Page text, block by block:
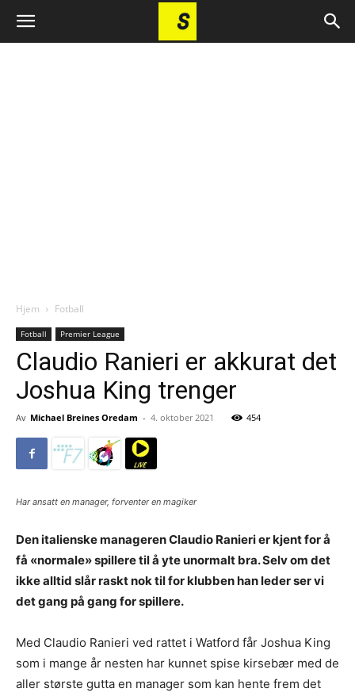
Hjem Fotball
Fotball Premier League
Claudio Ranieri er akkurat det
Joshua King trenger
Av Michael Breines Oredam - 4. oktober 2021 454
Har ansatt en manager, forventer en magiker
Den italienske manageren Claudio Ranieri er kjent for å
få «normale» spillere til å yte unormalt bra. Selv om det
ikke alltid slår raskt nok til for klubben han leder ser vi
det gang på gang for spillere.
Med Claudio Ranieri ved rattet i Watford får Joshua King
som i mange år nesten har kunnet spise kirsebær med de
aller største gutta en manager som kan hente frem det